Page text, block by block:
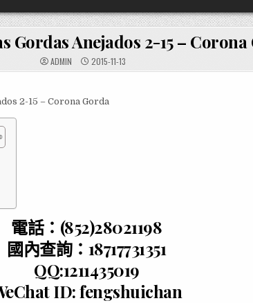
Gordas Anejados 2-15 –
ADMIN 2015-11-13
2-15 – Corona Gorda
電話：(852)28021198
國內查詢：18717731351
QQ:1211435019
ID: fengshuichan